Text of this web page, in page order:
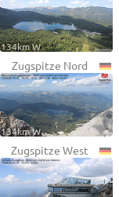
134km W
Zugspitze Nord
134km W
Zugspitze West